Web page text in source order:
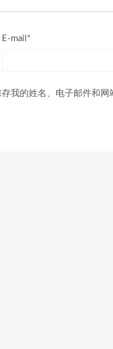
E-mail*
我的姓名、电子邮件和网